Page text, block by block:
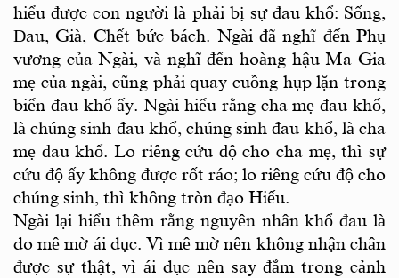
hiểu được con người là phải bị sự đau khổ: Sống,
Đau, Già, Chết bức bách. Ngài đã nghĩ đến Phụ
vương của Ngài, và nghĩ đến hoàng hậu Ma Gia
mẹ của ngài, cũng phải quay cuồng hụp lặn trong
biển đau khổ ấy. Ngài hiểu rằng cha mẹ đau khổ,
là chúng sinh đau khổ, chúng sinh đau khổ, là cha
mẹ đau khổ. Lo riêng cứu độ cho cha mẹ, thì sự
cứu độ ấy không được rốt ráo; lo riêng cứu độ cho
chúng sinh, thì không tròn đạo Hiếu.
Ngài lại hiểu thêm rằng nguyên nhân khổ đau là
do mê mờ ái dục. Vì mê mờ nên không nhận chân
được sự thật, vì ái dục nên say đắm trong cảnh